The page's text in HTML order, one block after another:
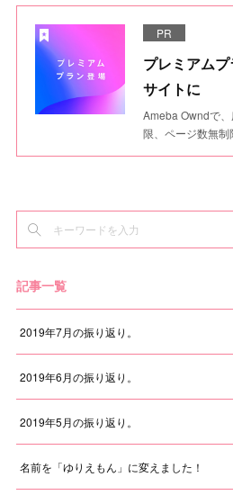
PR
プレミアム
サイトに
Ameba Owndで
限、ページ数無制
記事一覧
2019年7月の振り返り。
2019年6月の振り返り。
2019年5月の振り返り。
名前を「ゆりえもん」に変えました！